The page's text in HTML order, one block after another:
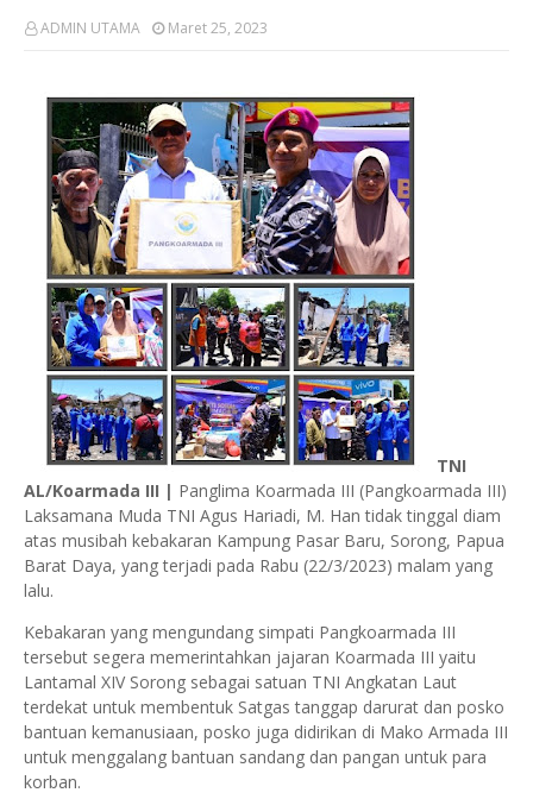
ADMIN UTAMA Maret 25, 2023
TNI
AL/Koarmada III | Panglima Koarmada III (Pangkoarmada III)
Laksamana Muda TNI Agus Hariadi, M. Han tidak tinggal diam
atas musibah kebakaran Kampung Pasar Baru, Sorong, Papua
Barat Daya, yang terjadi pada Rabu (22/3/2023) malam yang
lalu.
Kebakaran yang mengundang simpati Pangkoarmada III
tersebut segera memerintahkan jajaran Koarmada III yaitu
Lantamal XIV Sorong sebagai satuan TNI Angkatan Laut
terdekat untuk membentuk Satgas tanggap darurat dan posko
bantuan kemanusiaan, posko juga didirikan di Mako Armada III
untuk menggalang bantuan sandang dan pangan untuk para
korban.